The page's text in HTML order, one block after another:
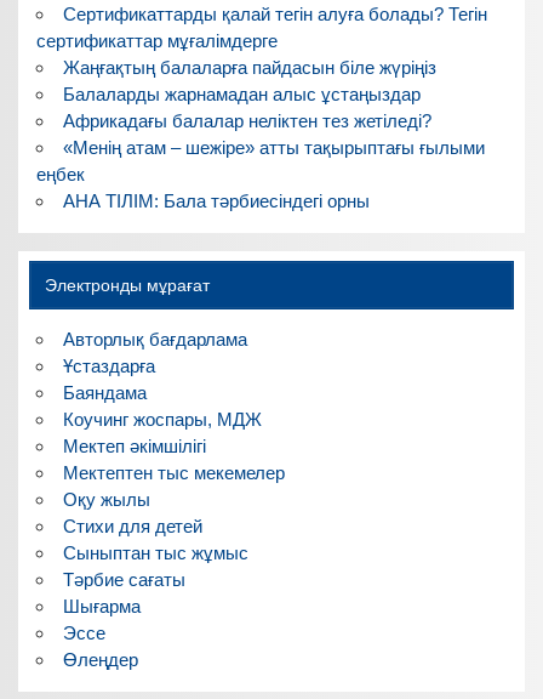
Сертификаттарды қалай тегін алуға болады? Тегін
сертификаттар мұғалімдерге
Жаңғақтың балаларға пайдасын біле жүріңіз
Балаларды жарнамадан алыс ұстаңыздар
Африкадағы балалар неліктен тез жетіледі?
«Менің атам – шежіре» атты тақырыптағы ғылыми
еңбек
АНА ТІЛІМ: Бала тәрбиесіндегі орны
Электронды мұрағат
Авторлық бағдарлама
Ұстаздарға
Баяндама
Коучинг жоспары, МДЖ
Мектеп әкімшілігі
Мектептен тыс мекемелер
Оқу жылы
Стихи для детей
Сыныптан тыс жұмыс
Тәрбие сағаты
Шығарма
Эссе
Өлеңдер